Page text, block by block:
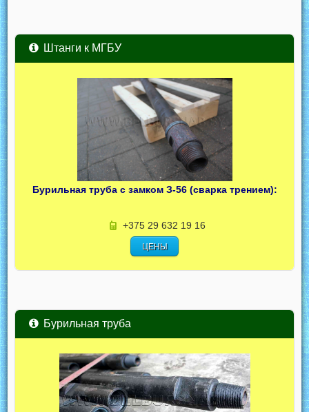
Штанги к МГБУ
Бурильная труба с замком З-56 (сварка трением):
+375 29 632 19 16
ЦЕНЫ
Бурильная труба